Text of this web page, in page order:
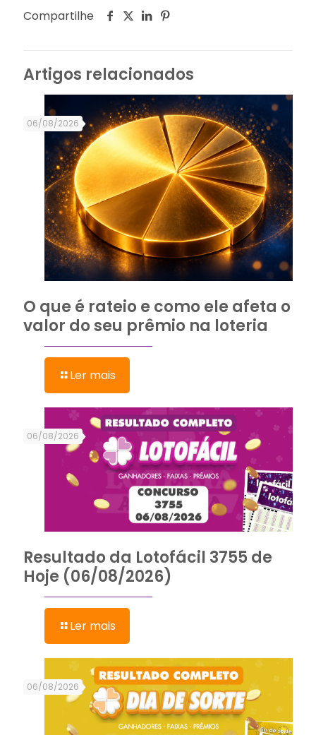
Compartilhe
Artigos relacionados
06/08/2026
O que é rateio e como ele afeta o
valor do seu prêmio na loteria
Ler mais
06/08/2026
Resultado da Lotofácil 3755 de
Hoje (06/08/2026)
Ler mais
06/08/2026